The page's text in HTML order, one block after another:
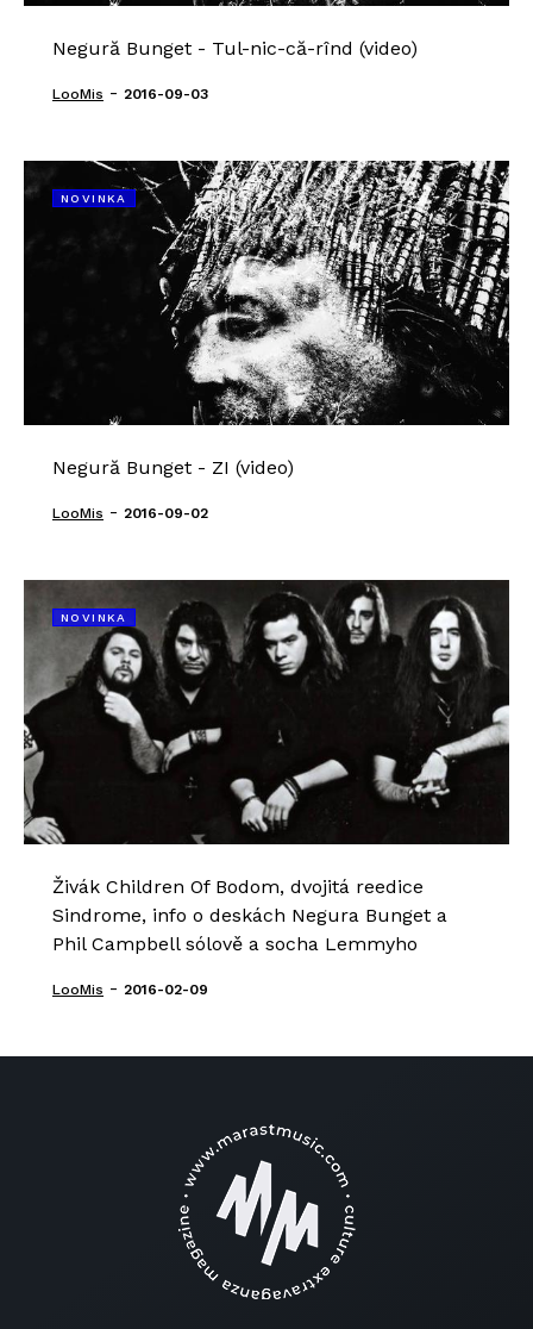
Negură Bunget - Tul-nic-că-rînd (video)
LooMis - 2016-09-03
NOVINKA
Negură Bunget - ZI (video)
LooMis - 2016-09-02
NOVINKA
Živák Children Of Bodom, dvojitá reedice
Sindrome, info o deskách Negura Bunget a
Phil Campbell sólově a socha Lemmyho
LooMis - 2016-02-09